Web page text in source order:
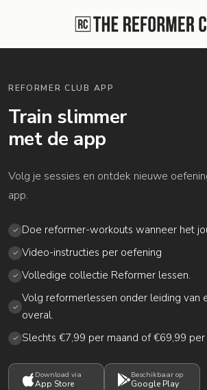
REFORMER CLUB APP
Train slimmer
met de app
Volg je sessies en ontdek nieuwe
app.
✓ Doe reformer-workouts wanneer het
✓ Video-instructies per oefening
✓ Volledige collectie Reformer lessen.
✓
Volg reformerlessen onder leiding van
overal.
✓ Slechts €7,99 per maand of €69,99 per
Download via
App Store
Beschikbaar op
Google Play